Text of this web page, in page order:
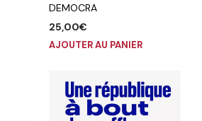
DEMOCRA
25,00€
AJOUTER AU PANIER